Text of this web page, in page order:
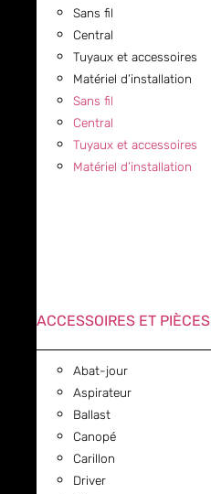
Sans fil
Central
Tuyaux et accessoires
Matériel d’installation
Sans fil
Central
Tuyaux et accessoires
Matériel d’installation
ACCESSOIRES ET PIÈCES
Abat-jour
Aspirateur
Ballast
Canopé
Carillon
Driver